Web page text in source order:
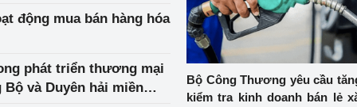
động mua bán hàng hóa
phát triển thương mại
và Duyên hải miền
Bộ Công Thương yêu cầu
kiểm tra kinh doanh bán lẻ